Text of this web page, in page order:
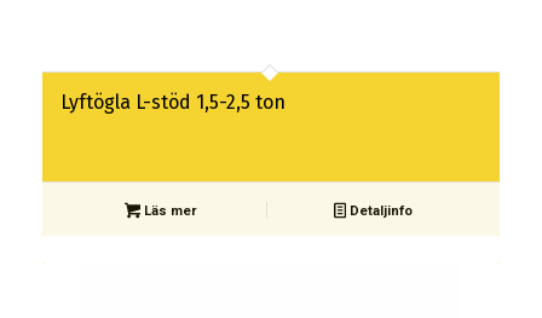
Lyftögla L-stöd 1,5-2,5 ton
Läs mer Detaljinfo